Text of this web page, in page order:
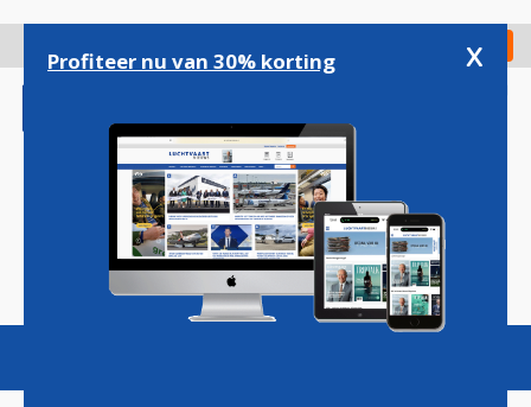
gaan
Check in
Magazine Podcasts Vacatures
Profiteer nu van 30% korting x